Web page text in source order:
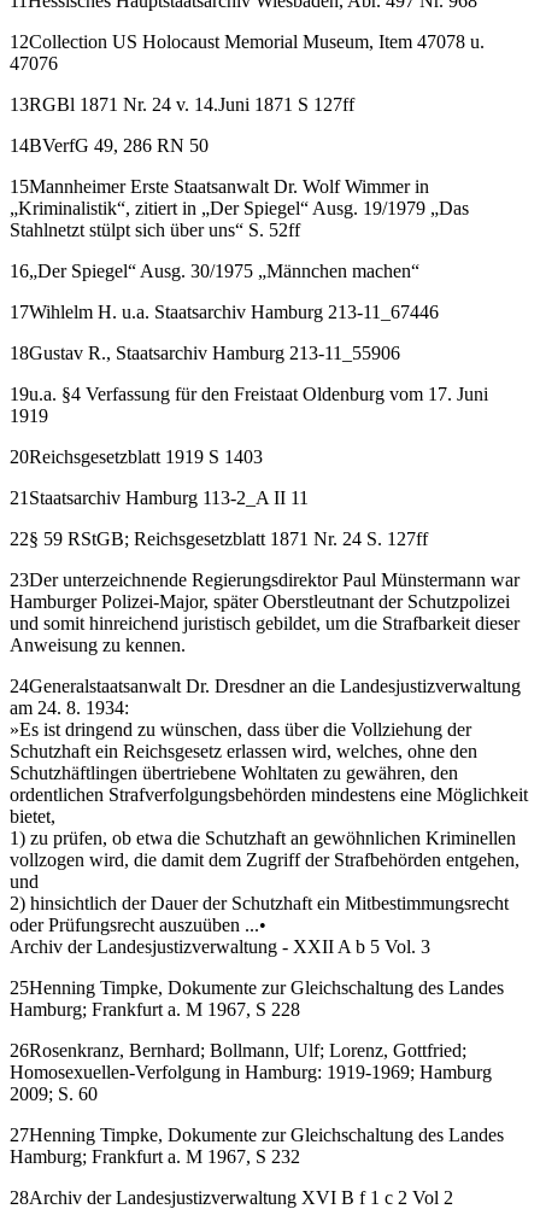
12Collection US Holocaust Memorial Museum, Item 47078 u.
47076
13RGBl 1871 Nr. 24 v. 14.Juni 1871 S 127ff
14BVerfG 49, 286 RN 50
15Mannheimer Erste Staatsanwalt Dr. Wolf Wimmer in
„Kriminalistik“, zitiert in „Der Spiegel“ Ausg. 19/1979 „Das
Stahlnetzt stülpt sich über uns“ S. 52ff
16„Der Spiegel“ Ausg. 30/1975 „Männchen machen“
17Wihlelm H. u.a. Staatsarchiv Hamburg 213-11_67446
18Gustav R., Staatsarchiv Hamburg 213-11_55906
19u.a. §4 Verfassung für den Freistaat Oldenburg vom 17. Juni
1919
20Reichsgesetzblatt 1919 S 1403
21Staatsarchiv Hamburg 113-2_A II 11
22§ 59 RStGB; Reichsgesetzblatt 1871 Nr. 24 S. 127ff
23Der unterzeichnende Regierungsdirektor Paul Münstermann war
Hamburger Polizei-Major, später Oberstleutnant der Schutzpolizei
und somit hinreichend juristisch gebildet, um die Strafbarkeit dieser
Anweisung zu kennen.
24Generalstaatsanwalt Dr. Dresdner an die Landesjustizverwaltung
am 24. 8. 1934:
»Es ist dringend zu wünschen, dass über die Vollziehung der
Schutzhaft ein Reichsgesetz erlassen wird, welches, ohne den
Schutzhäftlingen übertriebene Wohltaten zu gewähren, den
ordentlichen Strafverfolgungsbehörden mindestens eine Möglichkeit
bietet,
1) zu prüfen, ob etwa die Schutzhaft an gewöhnlichen Kriminellen
vollzogen wird, die damit dem Zugriff der Strafbehörden entgehen,
und
2) hinsichtlich der Dauer der Schutzhaft ein Mitbestimmungsrecht
oder Prüfungsrecht auszuüben ...•
Archiv der Landesjustizverwaltung - XXII A b 5 Vol. 3
25Henning Timpke, Dokumente zur Gleichschaltung des Landes
Hamburg; Frankfurt a. M 1967, S 228
26Rosenkranz, Bernhard; Bollmann, Ulf; Lorenz, Gottfried;
Homosexuellen-Verfolgung in Hamburg: 1919-1969; Hamburg
2009; S. 60
27Henning Timpke, Dokumente zur Gleichschaltung des Landes
Hamburg; Frankfurt a. M 1967, S 232
28Archiv der Landesjustizverwaltung XVI B f 1 c 2 Vol 2